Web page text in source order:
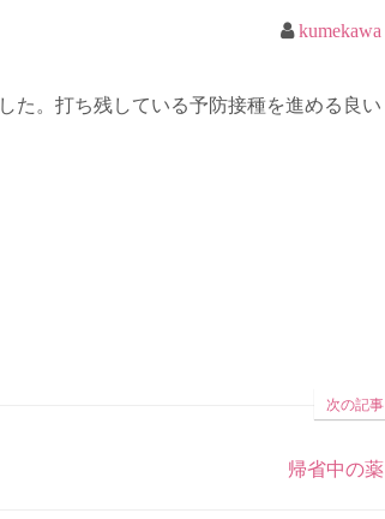
kumekawa
た。打ち残している予防接種を進める良い
次の記事
帰省中の薬